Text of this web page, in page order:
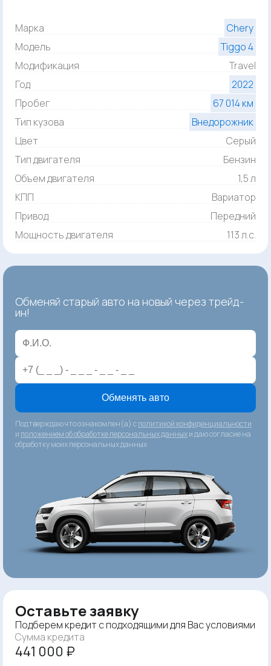
Марка
Chery
Модель
Tiggo 4
Модификация
Travel
Год
2022
Пробег
67 014 км
Тип кузова
Внедорожник
Цвет
Серый
Тип двигателя
Бензин
Объем двигателя
1,5 л
КПП
Вариатор
Привод
Передний
Мощность двигателя
113 л.с.
Обменяй старый авто на новый через трейд-
ин!
Обменять авто
Подтверждаю что ознакомлен(а) сполитикой конфиденциальности
и положением об обработке персональных данныхи даю согласие на
обработку моих персональных данных
Оставьте заявку
Подберем кредит с подходящими для Вас условиями
Сумма кредита
441 000 ₽